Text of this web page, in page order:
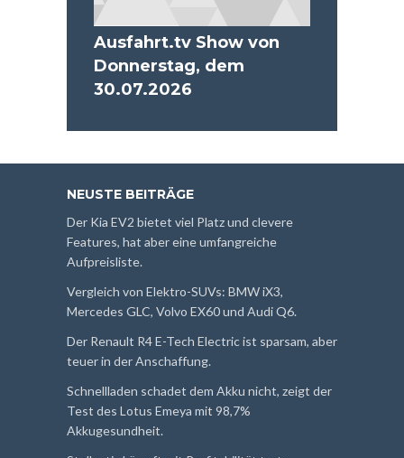
Ausfahrt.tv Show von
Donnerstag, dem
30.07.2026
NEUSTE BEITRÄGE
Der Kia EV2 bietet viel Platz und clevere
Features, hat aber eine umfangreiche
Aufpreisliste.
Vergleich von Elektro-SUVs: BMW iX3,
Mercedes GLC, Volvo EX60 und Audi Q6.
Der Renault R4 E-Tech Electric ist sparsam, aber
teuer in der Anschaffung.
Schnellladen schadet dem Akku nicht, zeigt der
Test des Lotus Emeya mit 98,7%
Akkugesundheit.